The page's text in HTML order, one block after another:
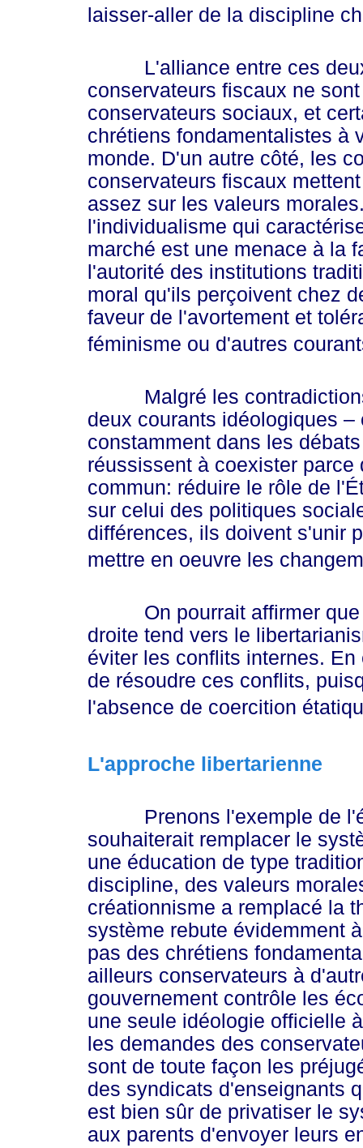
laisser-aller de la discipline
L'alliance entre ces deux
conservateurs fiscaux ne
conservateurs sociaux, et
chrétiens fondamentalistes à
monde. D'un autre côté, les
conservateurs fiscaux
assez sur les valeurs
l'individualisme qui
marché est une menace à la
l'autorité des institutions
moral qu'ils perçoivent chez
faveur de l'avortement et
féminisme ou d'autres
Malgré les contradictions
deux courants idéologiques
constamment dans les
réussissent à coexister
commun: réduire le rôle de
sur celui des politiques
différences, ils doivent s'unir
mettre en oeuvre les
On pourrait affirmer que
droite tend vers le
éviter les conflits internes.
de résoudre ces conflits,
l'absence de coercition
L'approche libertarienne
Prenons l'exemple de
souhaiterait remplacer le
une éducation de type
discipline, des valeurs
créationnisme a remplacé la
système rebute évidemment
pas des chrétiens
ailleurs conservateurs à
gouvernement contrôle les
une seule idéologie officielle
les demandes des
sont de toute façon les
des syndicats d'enseignants
est bien sûr de privatiser le
aux parents d'envoyer leurs